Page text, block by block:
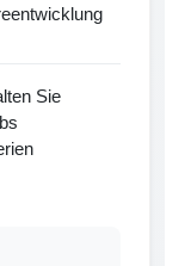
Sie